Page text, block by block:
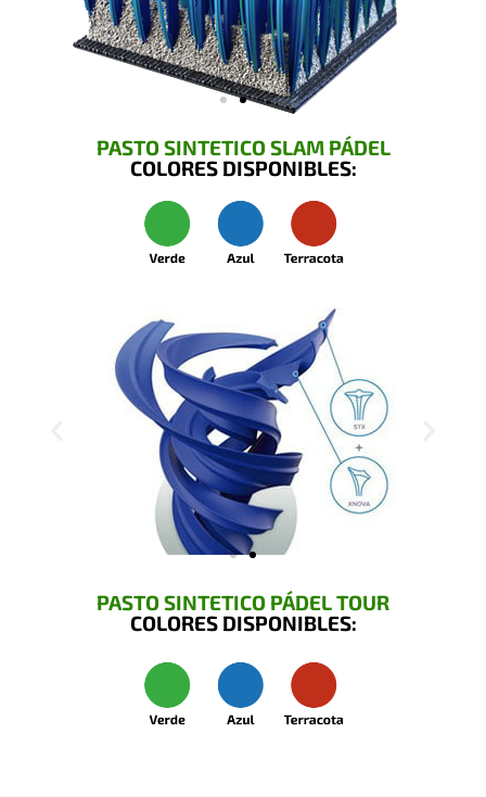
PASTO SINTETICO SLAM PÁDEL
COLORES DISPONIBLES:
PASTO SINTETICO PÁDEL TOUR
COLORES DISPONIBLES: